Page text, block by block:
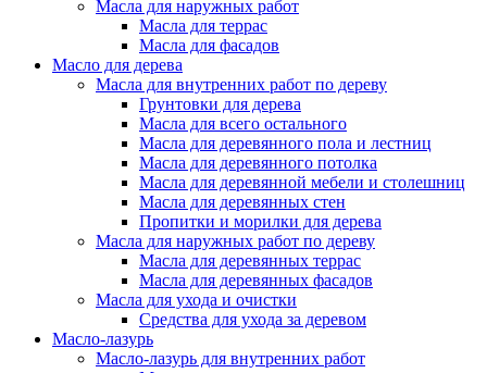
Масла для наружных работ
Масла для террас
Масла для фасадов
Масло для дерева
Масла для внутренних работ по дереву
Грунтовки для дерева
Масла для всего остального
Масла для деревянного пола и лестниц
Масла для деревянного потолка
Масла для деревянной мебели и столешниц
Масла для деревянных стен
Пропитки и морилки для дерева
Масла для наружных работ по дереву
Масла для деревянных террас
Масла для деревянных фасадов
Масла для ухода и очистки
Средства для ухода за деревом
Масло-лазурь
Масло-лазурь для внутренних работ